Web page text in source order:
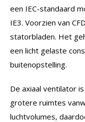
een IEC-standaard
IE3. Voorzien van
statorbladen. Het
een licht gelaste
buitenopstelling.
De axiaal ventilator
grotere ruimtes
luchtvolumes,